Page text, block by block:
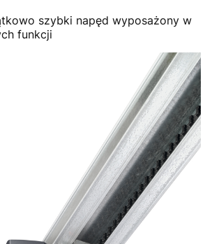
szybki napęd wyposażony w
funkcji